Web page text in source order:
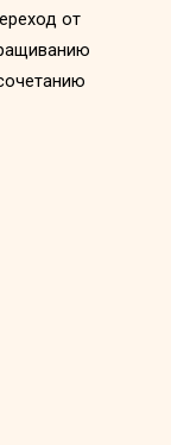
от